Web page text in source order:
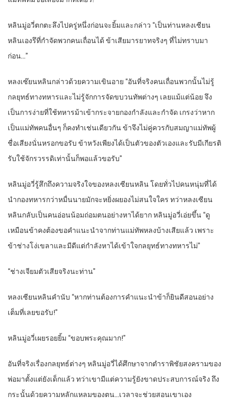
หลินมู่อวี่ตกตะลึงไปครู่หนึ่งก่อนจะยิ้มและกล่าว “เป็นท่านหลงเซียน
หลินเองรึที่กำจัดพวกคนเถื่อนได้ ข้าเสียมารยาทจริงๆ ที่ไม่ทราบมา
ก่อน…”
หลงเซ๊ยนหลินกล่าวด้วยความเขินอาย “อันที่จริงคนเถื่อนพวกนั้นไม่รู้
กลยุทธ์ทางทหารและไม่รู้จักการจัดขบวนทัพต่างๆ เลยแม้แต่น้อย จึง
เป็นการง่ายที่ใช้ทหารม้าเข้ากระจายกองกำลังและกำจัด เกรงว่าหาก
เป็นแม่ทัพคนอื่นๆ ก็คงทำเช่นเดียวกัน ข้าจึงไม่คู่ควรกับสมญาแม่ทัพผู้
ชื่อเสียงนั่นหรอกขอรับ ข้าหวังเพียงได้เป็นตัวของตัวเองและรับมีเกียรติ
รับใช้จักรวรรดิเท่านั้นก็พอแล้วขอรับ”
หลินมู่อวี่รู้สึกถึงความจริงใจของหลงเซียนหลิน โดยทั่วไปคนหนุ่มที่ได้
นำกองทหารกว่าหมื่นนายมักจะหยิ่งผยองไม่สนใจใคร ทว่าหลงเซียน
หลินกลับเป็นคนอ่อนน้อมถ่อมตนอย่างหาได้ยาก หลินมู่อวี่เอ่ยขึ้น “ดู
เหมือนข้าคงต้องขอคำแนะนำจากท่านแม่ทัพหลงบ้างเสียแล้ว เพราะ
ข้าช่างโง่เขลาและมีดีแต่กำลังหาได้เข้าใจกลยุทธ์ทางทหารไม่”
“ช่างเจียมตัวเสียจริงนะท่าน”
หลงเซียนหลินคำนับ “หากท่านต้องการคำแนะนำข้าก็ยินดีสอนอย่าง
เต็มที่เลยขอรับ!”
หลินมู่อวี่เผยรอยยิ้ม “ขอบพระคุณมาก!”
อันที่จริงเรื่องกลยุทธ์ต่างๆ หลินมู่อวี่ได้ศึกษาจากตำราพิชัยสงครามของ
พ่อมาตั้งแต่ยังเด็กแล้ว ทว่าเขามีแต่ความรู้ยังขาดประสบการณ์จริง ถึง
กระนั้นด้วยความหลักแหลมของตน…เวลาจะช่วยสอนเขาเอง